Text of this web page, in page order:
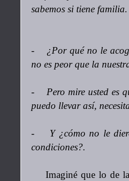
sabemos si tiene familia.
- ¿Por qué no le
no es peor que la
- Pero mire usted es
puedo llevar así,
- Y ¿cómo no le
condiciones?.
Imaginé que lo de la